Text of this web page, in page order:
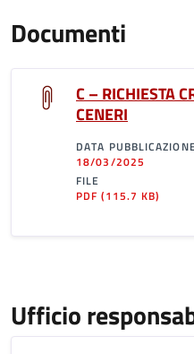
Documenti
C – RICHIESTA
CENERI
DATA
18/03/2025
FILE
PDF(115.7 KB)
Ufficio